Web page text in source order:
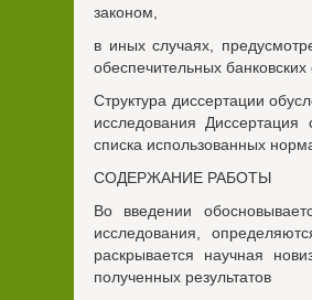
законом,
в иных случаях,
обеспечительных банковских
Структура диссертации
исследования
списка использованных
СОДЕРЖАНИЕ РАБОТЫ
Во введении
исследования,
раскрывается научная
полученных результатов